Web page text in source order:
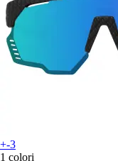
+-3
1 colori